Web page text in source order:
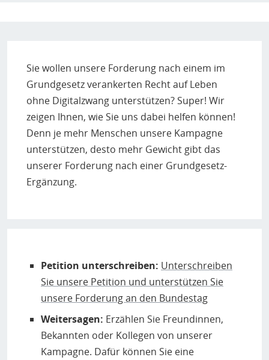
Sie wollen unsere Forderung nach einem im
Grundgesetz verankerten Recht auf Leben
ohne Digitalzwang unterstützen? Super! Wir
zeigen Ihnen, wie Sie uns dabei helfen können!
Denn je mehr Menschen unsere Kampagne
unterstützen, desto mehr Gewicht gibt das
unserer Forderung nach einer Grundgesetz-
Ergänzung.
Petition unterschreiben: Unterschreiben
Sie unsere Petition und unterstützen Sie
unsere Forderung an den Bundestag
Weitersagen: Erzählen Sie Freundinnen,
Bekannten oder Kollegen von unserer
Kampagne. Dafür können Sie eine